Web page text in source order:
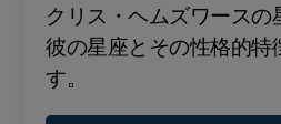
クリス・ヘムズワースの
彼の星座とその性格的特
す。